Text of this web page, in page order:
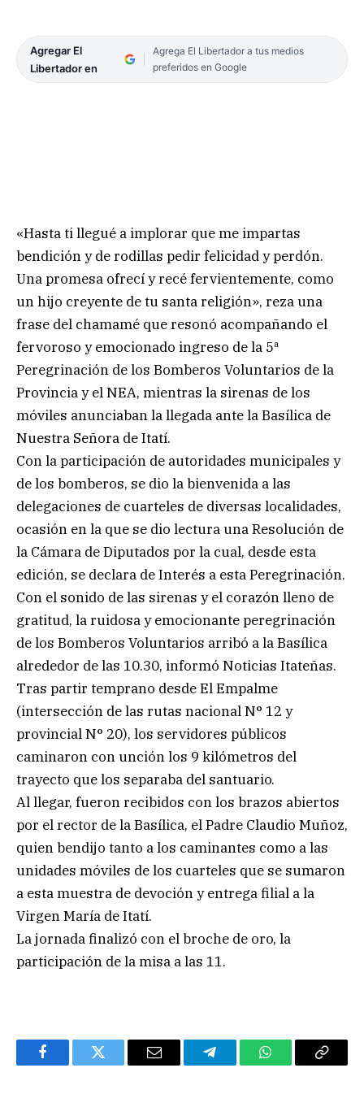
Agregar El
Libertador en
Agrega El Libertador a tus medios
preferidos en Google
«Hasta ti llegué a implorar que me impartas
bendición y de rodillas pedir felicidad y perdón.
Una promesa ofrecí y recé fervientemente, como
un hijo creyente de tu santa religión», reza una
frase del chamamé que resonó acompañando el
fervoroso y emocionado ingreso de la 5ª
Peregrinación de los Bomberos Voluntarios de la
Provincia y el NEA, mientras la sirenas de los
móviles anunciaban la llegada ante la Basílica de
Nuestra Señora de Itatí.
Con la participación de autoridades municipales y
de los bomberos, se dio la bienvenida a las
delegaciones de cuarteles de diversas localidades,
ocasión en la que se dio lectura una Resolución de
la Cámara de Diputados por la cual, desde esta
edición, se declara de Interés a esta Peregrinación.
Con el sonido de las sirenas y el corazón lleno de
gratitud, la ruidosa y emocionante peregrinación
de los Bomberos Voluntarios arribó a la Basílica
alrededor de las 10.30, informó Noticias Itateñas.
Tras partir temprano desde El Empalme
(intersección de las rutas nacional N° 12 y
provincial N° 20), los servidores públicos
caminaron con unción los 9 kilómetros del
trayecto que los separaba del santuario.
Al llegar, fueron recibidos con los brazos abiertos
por el rector de la Basílica, el Padre Claudio Muñoz,
quien bendijo tanto a los caminantes como a las
unidades móviles de los cuarteles que se sumaron
a esta muestra de devoción y entrega filial a la
Virgen María de Itatí.
La jornada finalizó con el broche de oro, la
participación de la misa a las 11.
FacebookTwitter Email TelegramWhatsAppCopy